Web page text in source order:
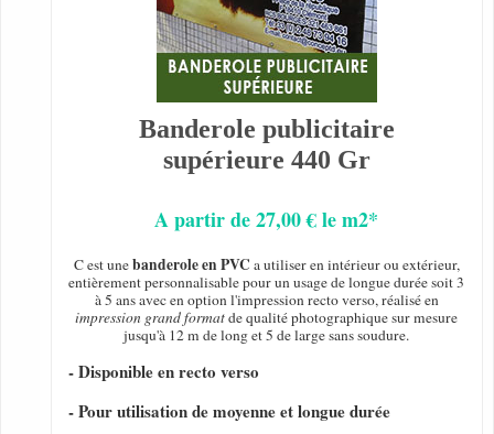
Banderole publicitaire
supérieure 440 Gr
A partir de 27,00 € le m2*
C est unebanderole en PVC a utiliser en intérieur ou extérieur,
entièrement personnalisable pour un usage de longue durée soit 3
à 5 ans avec en option l'impression recto verso, réalisé en
impression grand formatde qualité photographique sur mesure
jusqu'à 12 m de long et 5 de large sans soudure.
- Disponible en recto verso
- Pour utilisation de moyenne et longue durée